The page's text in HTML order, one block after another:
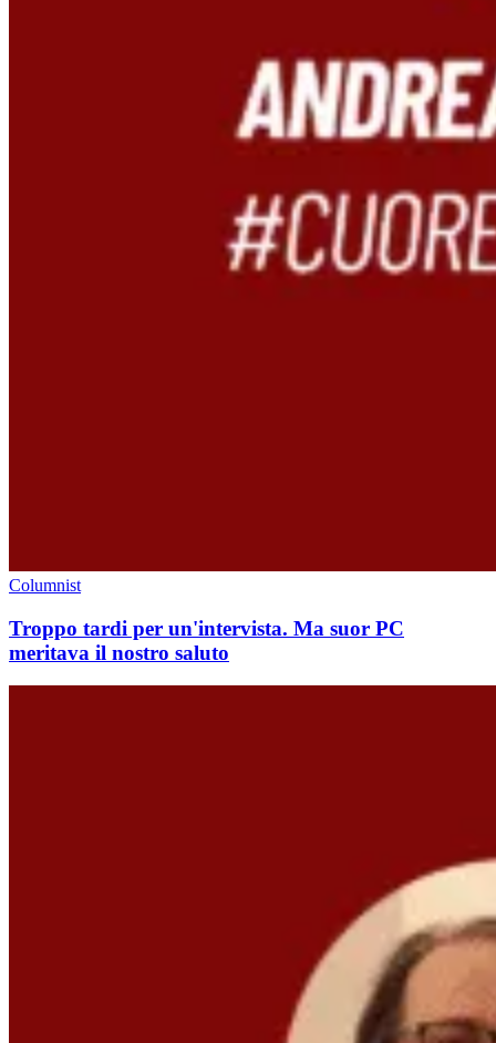
Columnist
Troppo tardi per un'intervista. Ma suor PC
meritava il nostro saluto